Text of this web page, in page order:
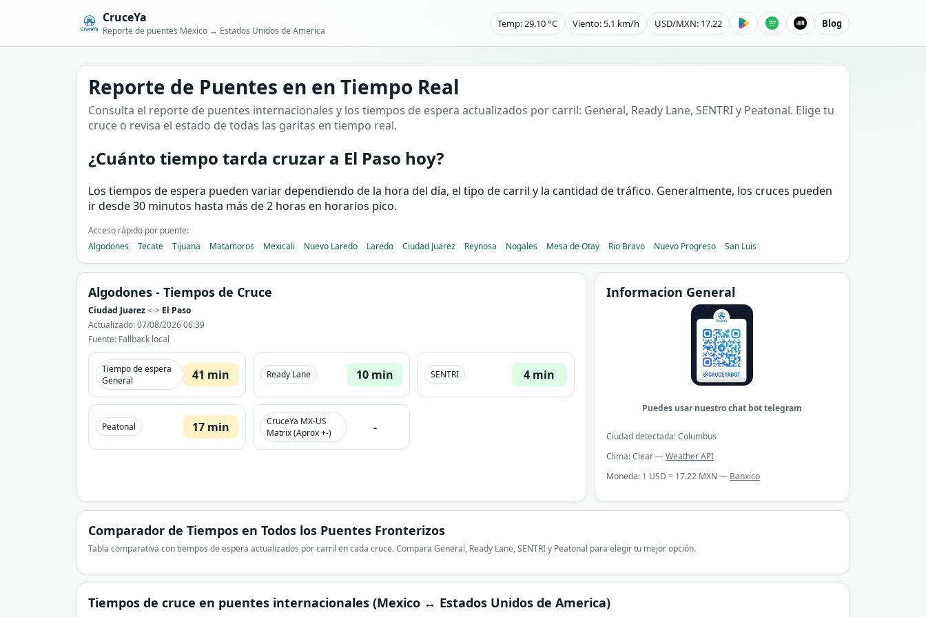
CruceYa
Reporte de puentes Mexico ↔ Estados Unidos de America
Temp: 29.10 °C Viento: 5.1 km/h USD/MXN: 17.22 Blog
Reporte de Puentes en en Tiempo Real
Consulta el reporte de puentes internacionales y los tiempos de espera actualizados por carril: General, Ready Lane, SENTRI y Peatonal. Elige tu
cruce o revisa el estado de todas las garitas en tiempo real.
¿Cuánto tiempo tarda cruzar a El Paso hoy?
Los tiempos de espera pueden variar dependiendo de la hora del día, el tipo de carril y la cantidad de tráfico. Generalmente, los cruces pueden
ir desde 30 minutos hasta más de 2 horas en horarios pico.
Acceso rápido por puente:
Algodones
Tecate Tijuana Matamoros Mexicali Nuevo Laredo Laredo Ciudad Juarez Reynosa Nogales Mesa de Otay Rio Bravo Nuevo Progreso San Luis
Algodones - Tiempos de Cruce
Ciudad Juarez<-> El Paso
Actualizado: 07/08/2026 06:39
Fuente: Fallback local
Tiempo de espera
General
41 min Ready Lane 10 min SENTRI 4 min
Peatonal 17 min
CruceYa MX-US
Matrix (Aprox +-)
-
Informacion General
Puedes usar nuestro chat bot telegram
Ciudad detectada: Columbus
Clima: Clear —Weather API
Moneda: 1 USD = 17.22 MXN — Banxico
Comparador de Tiempos en Todos los Puentes Fronterizos
Tabla comparativa con tiempos de espera actualizados por carril en cada cruce. Compara General, Ready Lane, SENTRI y Peatonal para elegir tu mejor opción.
Tiempos de cruce en puentes internacionales (Mexico ↔ Estados Unidos de America)